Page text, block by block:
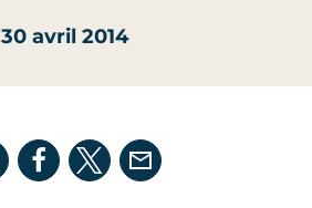
30 avril 2014